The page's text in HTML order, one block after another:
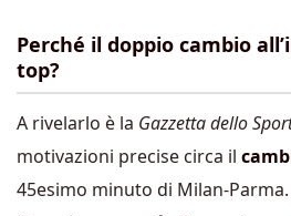
Perché il doppio cambio
top?
A rivelarlo è la Gazzetta dello
motivazioni precise circa il
45esimo minuto di Milan-